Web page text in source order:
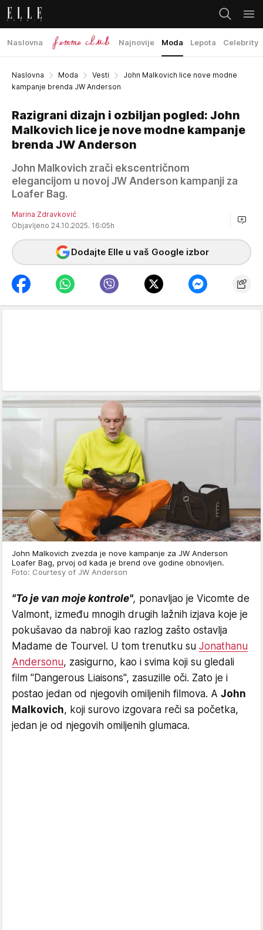
Naslovna Najnovije Moda Lepota Celebrity
Naslovna Moda Vesti
John Malkovich lice nove modne
kampanje brenda JW Anderson
Razigrani dizajn i ozbiljan pogled: John
Malkovich lice je nove modne kampanje
brenda JW Anderson
John Malkovich zrači ekscentričnom
elegancijom u novoj JW Anderson kampanji za
Loafer Bag.
Marina Zdravković
Objavljeno 24.10.2025. 16:05h
Dodajte Elle u vaš Google izbor
John Malkovich zvezda je nove kampanje za JW Anderson
Loafer Bag, prvoj od kada je brend ove godine obnovljen.
Foto: Courtesy of JW Anderson
"To je van moje kontrole", ponavljao je Vicomte de
Valmont, između mnogih drugih lažnih izjava koje je
pokušavao da nabroji kao razlog zašto ostavlja
Madame de Tourvel. U tom trenutku su Jonathanu
Andersonu, zasigurno, kao i svima koji su gledali
film "Dangerous Liaisons", zasuzille oči. Zato je i
postao jedan od njegovih omiljenih filmova. A John
Malkovich, koji surovo izgovara reči sa početka,
jedan je od njegovih omiljenih glumaca.